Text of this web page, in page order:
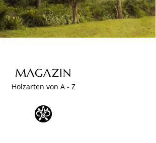
MAGAZIN
Holzarten von A - Z